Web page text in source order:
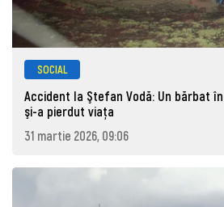
SOCIAL
Accident la Ştefan Vodă: Un bărbat
şi-a pierdut viaţa
31 martie 2026, 09:06